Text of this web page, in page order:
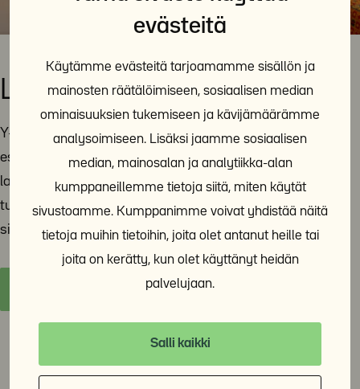
evästeitä
Käytämme evästeitä tarjoamamme sisällön ja
mainosten räätälöimiseen, sosiaalisen median
ominaisuuksien tukemiseen ja kävijämäärämme
analysoimiseen. Lisäksi jaamme sosiaalisen
median, mainosalan ja analytiikka-alan
kumppaneillemme tietoja siitä, miten käytät
sivustoamme. Kumppanimme voivat yhdistää näitä
tietoja muihin tietoihin, joita olet antanut heille tai
joita on kerätty, kun olet käyttänyt heidän
palvelujaan.
Salli kaikki
Lausunnot ja vaikuttaminen
Y-Säätiö jakaa tietoa ja asiantuntemustaan päättäjille
esimerkiksi lausuntojen avulla. Tänne sivulle on koottu
lausuntoja ja muita yhteiskunnallista vaikuttamistyötä
tukevia materiaaleja. Y-Säätiö on poliittisesti
sitoutumaton ja voittoa tavoittelematon toimija.
Y-Säätiön lausunnot ja vaikuttaminen